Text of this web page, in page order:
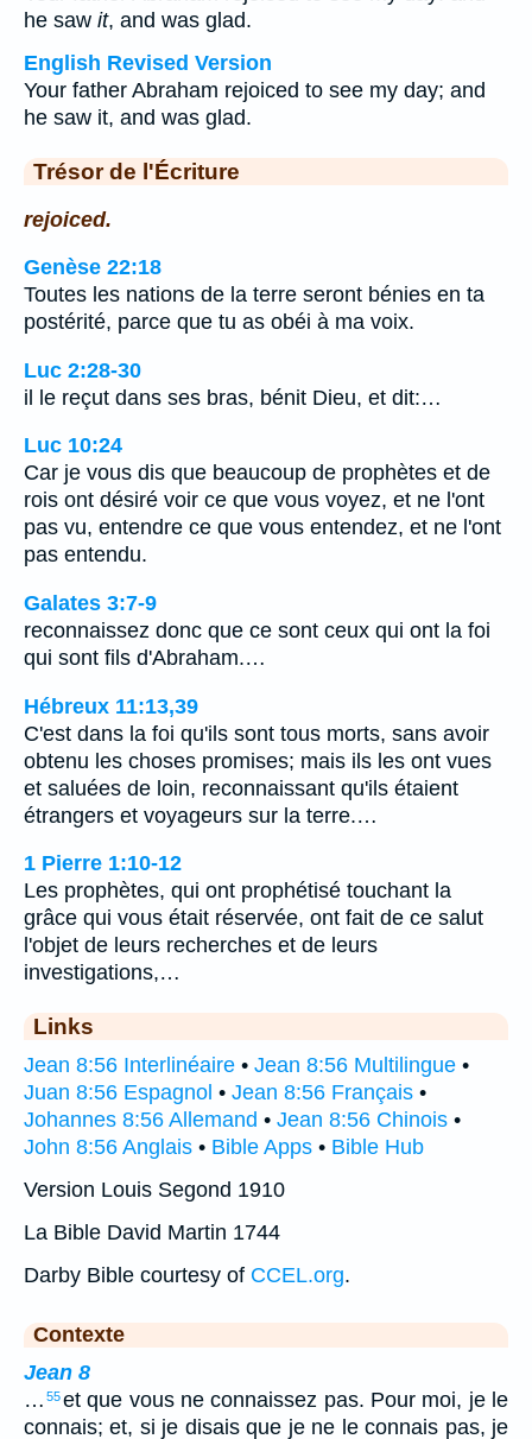
he saw it, and was glad.
English Revised Version
Your father Abraham rejoiced to see my day; and
he saw it, and was glad.
Trésor de l'Écriture
rejoiced.
Genèse 22:18
Toutes les nations de la terre seront bénies en ta
postérité, parce que tu as obéi à ma voix.
Luc 2:28-30
il le reçut dans ses bras, bénit Dieu, et dit:…
Luc 10:24
Car je vous dis que beaucoup de prophètes et de
rois ont désiré voir ce que vous voyez, et ne l'ont
pas vu, entendre ce que vous entendez, et ne l'ont
pas entendu.
Galates 3:7-9
reconnaissez donc que ce sont ceux qui ont la foi
qui sont fils d'Abraham.…
Hébreux 11:13,39
C'est dans la foi qu'ils sont tous morts, sans avoir
obtenu les choses promises; mais ils les ont vues
et saluées de loin, reconnaissant qu'ils étaient
étrangers et voyageurs sur la terre.…
1 Pierre 1:10-12
Les prophètes, qui ont prophétisé touchant la
grâce qui vous était réservée, ont fait de ce salut
l'objet de leurs recherches et de leurs
investigations,…
Links
Jean 8:56 Interlinéaire • Jean 8:56 Multilingue •
Juan 8:56 Espagnol • Jean 8:56 Français •
Johannes 8:56 Allemand • Jean 8:56 Chinois •
John 8:56 Anglais • Bible Apps • Bible Hub
Version Louis Segond 1910
La Bible David Martin 1744
Darby Bible courtesy of CCEL.org.
Contexte
Jean 8
… 55et que vous ne connaissez pas. Pour moi, je le
connais; et, si je disais que je ne le connais pas, je